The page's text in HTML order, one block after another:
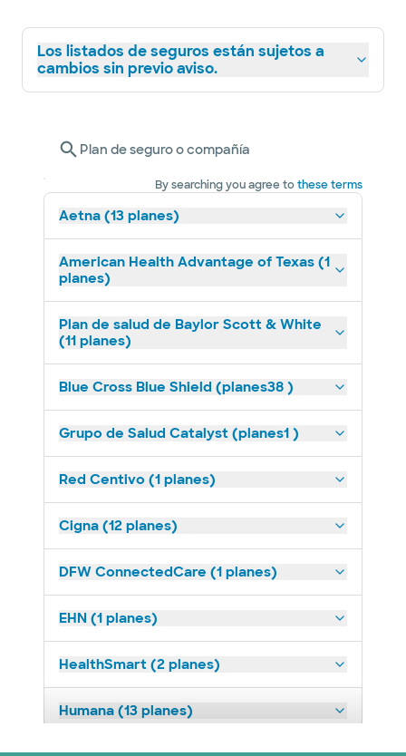
Los listados de seguros están sujetos a
cambios sin previo aviso.
Plan de seguro o compañía
By searching you agree tothese terms
Aetna (13 planes)
American Health Advantage of Texas (1
planes)
Plan de salud de Baylor Scott & White
(11 planes)
Blue Cross Blue Shield (planes38 )
Grupo de Salud Catalyst (planes1 )
Red Centivo (1 planes)
Cigna (12 planes)
DFW ConnectedCare (1 planes)
EHN (1 planes)
HealthSmart (2 planes)
Humana (13 planes)